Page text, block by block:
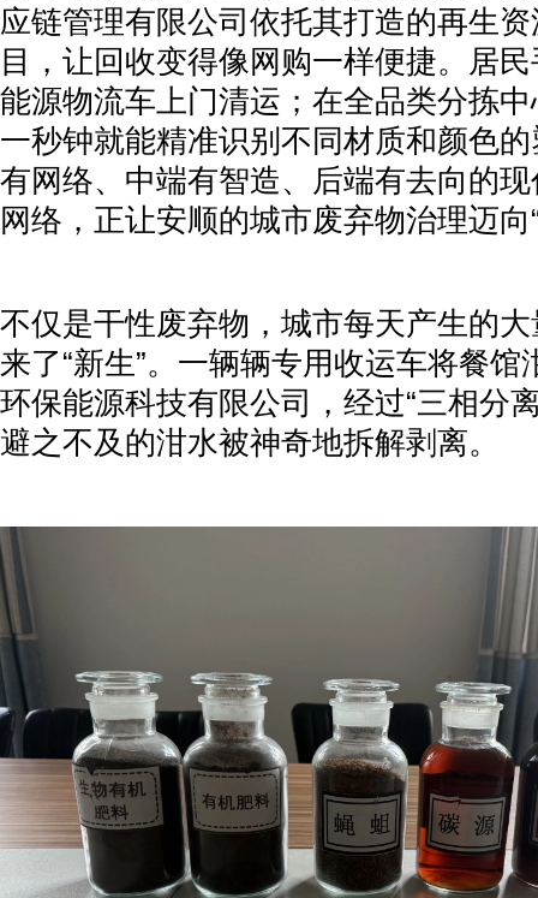
应链管理有限公司依托其打造的再生
目，让回收变得像网购一样便捷。居
能源物流车上门清运；在全品类分拣
一秒钟就能精准识别不同材质和颜色
有网络、中端有智造、后端有去向的
网络，正让安顺的城市废弃物治理迈向
不仅是干性废弃物，城市每天产生的
来了“新生”。一辆辆专用收运车将餐馆
环保能源科技有限公司，经过“三相分
避之不及的泔水被神奇地拆解剥离。